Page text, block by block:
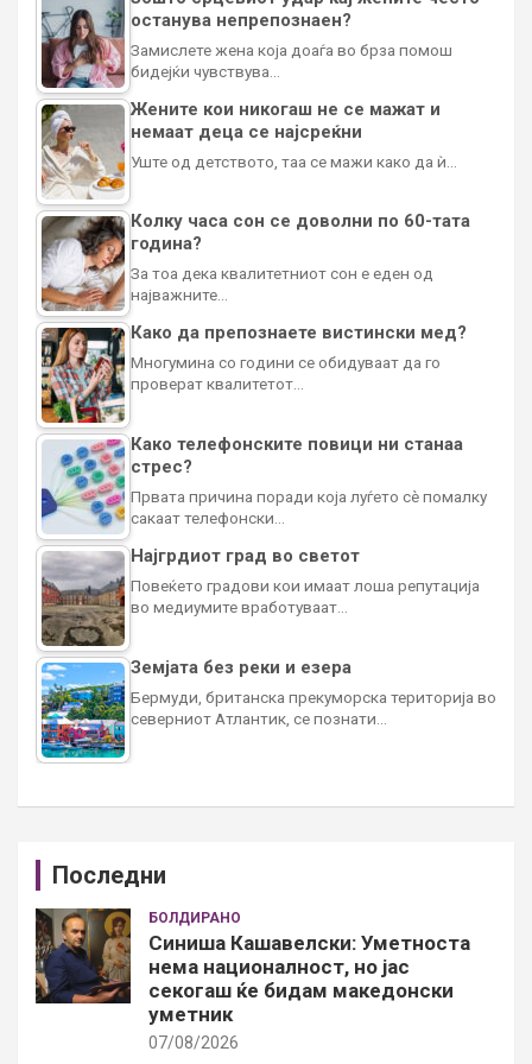
останува непрепознаен?
Замислете жена која доаѓа во брза помош
бидејќи чувствува…
Жените кои никогаш не се мажат и
немаат деца се најсреќни
Уште од детството, таа се мажи како да ѝ…
Колку часа сон се доволни по 60-тата
година?
За тоа дека квалитетниот сон е еден од
најважните…
Како да препознаете вистински мед?
Многумина со години се обидуваат да го
проверат квалитетот…
Како телефонските повици ни станаа
стрес?
Првата причина поради која луѓето сè помалку
сакаат телефонски…
Најгрдиот град во светот
Повеќето градови кои имаат лоша репутација
во медиумите вработуваат…
Земјата без реки и езера
Бермуди, британска прекуморска територија во
северниот Атлантик, се познати…
Последни
БОЛДИРАНО
Синиша Кашавелски: Уметноста
нема националност, но јас
секогаш ќе бидам македонски
уметник
07/08/2026